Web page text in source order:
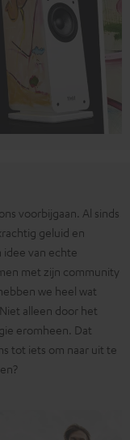
voorbijgaan. Al sinds
geluid en
idee van echte
met zijn community
we heel wat
alleen door het
eromheen. Dat
tot iets om naar uit te